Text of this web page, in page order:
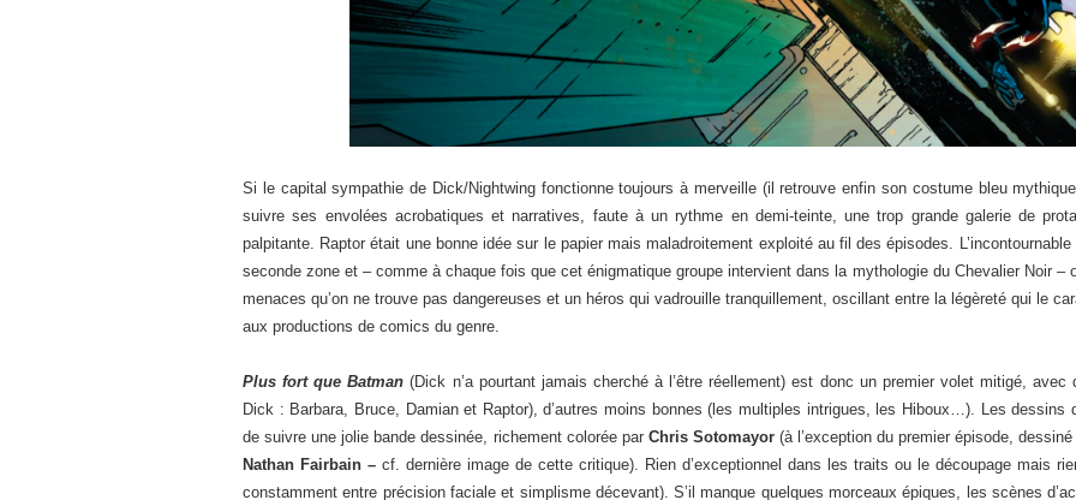
Si le capital sympathie de Dick/Nightwing fonctionne toujours à merveille (il retrouve enfin son costume bleu
suivre ses envolées acrobatiques et narratives, faute à un rythme en demi-teinte, une trop grande galerie de
palpitante. Raptor était une bonne idée sur le papier mais maladroitement exploité au fil des épisodes.
seconde zone et – comme à chaque fois que cet énigmatique groupe intervient dans la mythologie du Chevalier Noir
menaces qu’on ne trouve pas dangereuses et un héros qui vadrouille tranquillement, oscillant entre la légèreté qui le
aux productions de comics du genre.
Plus fort que Batman (Dick n’a pourtant jamais cherché à l’être réellement) est donc un premier volet mitigé,
Dick : Barbara, Bruce, Damian et Raptor), d’autres moins bonnes (les multiples intrigues, les Hiboux…). Les dessins
de suivre une jolie bande dessinée, richement colorée par Chris Sotomayor(à l’exception du premier épisode,
Nathan Fairbain – cf. dernière image de cette critique). Rien d’exceptionnel dans les traits ou le découpage mais
constamment entre précision faciale et simplisme décevant). S’il manque quelques morceaux épiques, les scènes